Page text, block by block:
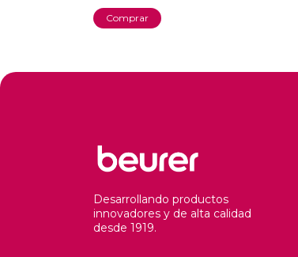
Desarrollando productos
innovadores y de alta calidad
desde 1919.